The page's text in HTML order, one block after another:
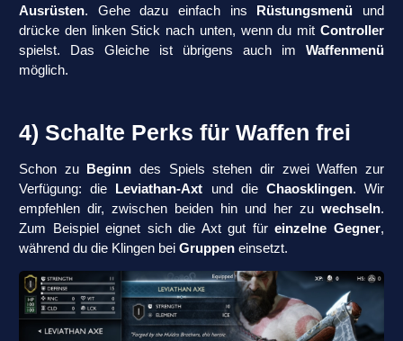
Ausrüsten. Gehe dazu einfach ins Rüstungsmenü und
drücke den linken Stick nach unten, wenn du mit Controller
spielst. Das Gleiche ist übrigens auch im Waffenmenü
möglich.
4) Schalte Perks für Waffen frei
Schon zu Beginn des Spiels stehen dir zwei Waffen zur
Verfügung: die
Leviathan-Axt und die Chaosklingen. Wir
empfehlen dir, zwischen beiden hin und her zu wechseln.
Zum Beispiel eignet sich die Axt gut füreinzelne Gegner,
während du die Klingen bei Gruppen einsetzt.